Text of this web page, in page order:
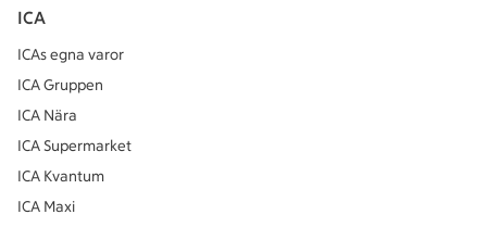
ICA
ICAs egna varor
ICA Gruppen
ICA Nära
ICA Supermarket
ICA Kvantum
ICA Maxi